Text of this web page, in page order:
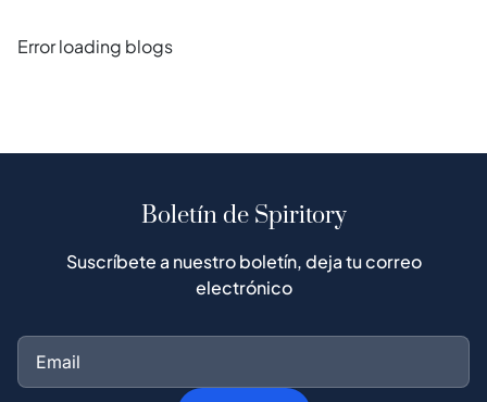
Error loading blogs
Boletín de Spiritory
Suscríbete a nuestro boletín, deja tu correo
electrónico